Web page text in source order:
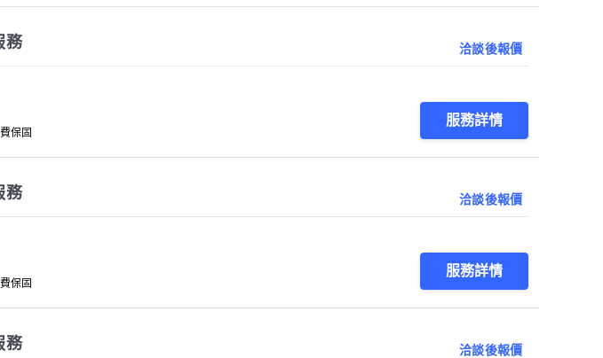
務 洽談後報價
保固
服務詳情
務 洽談後報價
保固
服務詳情
務 洽談後報價